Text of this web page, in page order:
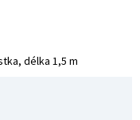
délka 1,5 m